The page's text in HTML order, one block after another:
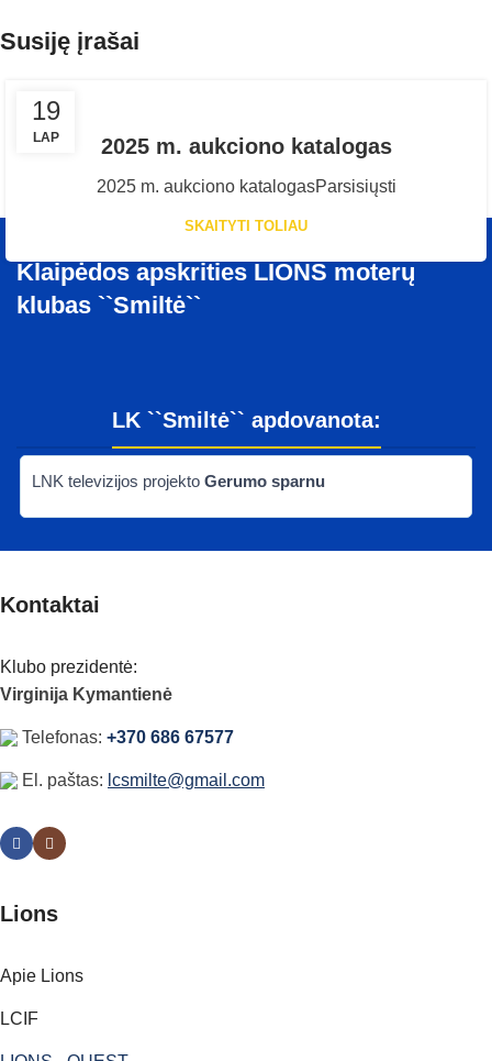
Susiję įrašai
19
LAP 2025 m. aukciono katalogas
2025 m. aukciono katalogasParsisiųsti
SKAITYTI TOLIAU
Klaipėdos apskrities LIONS moterų
klubas ``Smiltė``
LK ``Smiltė`` apdovanota:
LNK televizijos projekto Gerumo sparnu
Kontaktai
Klubo prezidentė:
Virginija Kymantienė
Telefonas: +370 686 67577
El. paštas: lcsmilte@gmail.com
Lions
Apie Lions
LCIF